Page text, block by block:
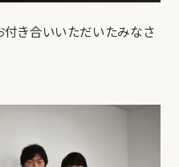
付き合いいただいたみなさ